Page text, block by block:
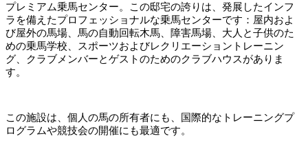
プレミアム乗馬センター。この邸宅の誇りは、発展したインフ
ラを備えたプロフェッショナルな乗馬センターです：屋内およ
び屋外の馬場、馬の自動回転木馬、障害馬場、大人と子供のた
めの乗馬学校、スポーツおよびレクリエーショントレーニン
グ、クラブメンバーとゲストのためのクラブハウスがありま
す。
この施設は、個人の馬の所有者にも、国際的なトレーニングプ
ログラムや競技会の開催にも最適です。